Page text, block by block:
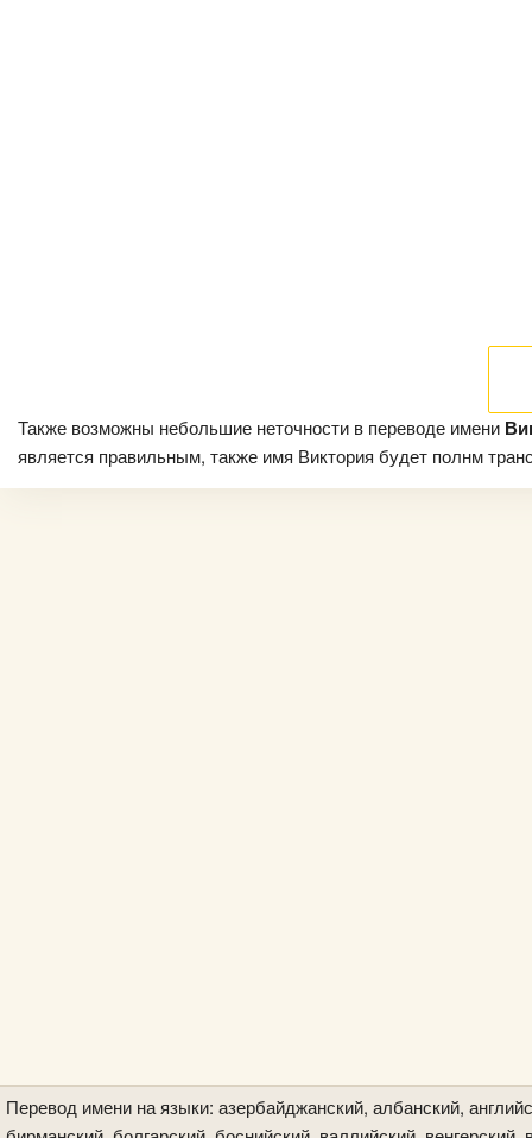
Также возможны небольшие неточности в переводе имени
является правильным, также имя Виктория будет полнм
Перевод имени на языки: азербайджанский, албанский,